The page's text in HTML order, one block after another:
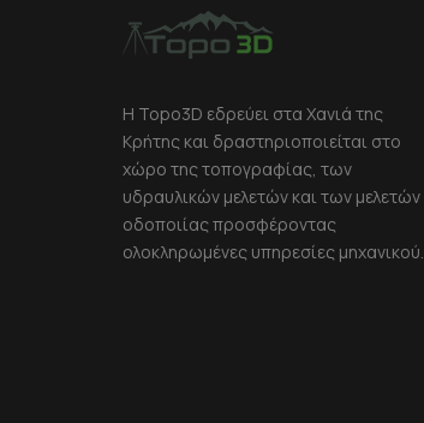
Η Topo3D εδρεύει στα Χανιά της
Κρήτης και δραστηριοποιείται στο
χώρο της τοπογραφίας, των
υδραυλικών μελετών και των μελετών
οδοποιίας προσφέροντας
ολοκληρωμένες υπηρεσίες μηχανικού.